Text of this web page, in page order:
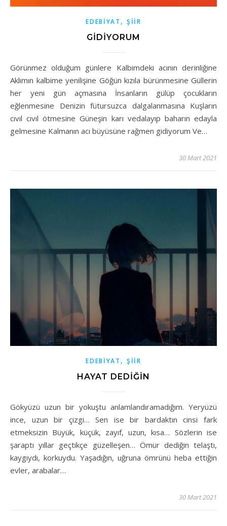
EDEBIYAT , ŞIIR
GİDİYORUM
Görünmez olduğum günlere Kalbimdeki acının derinliğine
Aklımın kalbime yenilişine Göğün kızıla bürünmesine Güllerin
her yeni gün açmasına İnsanların gülüp çocukların
eğlenmesine Denizin fütursuzca dalgalanmasına Kuşların
cıvıl cıvıl ötmesine Güneşin karı vedalayıp baharın edayla
gelmesine Kalmanın acı büyüsüne rağmen gidiyorum Ve…
30 Mart 2021
EDEBIYAT , ŞIIR
HAYAT DEDIĞIN
Gökyüzü uzun bir yokuştu anlamlandıramadığım. Yeryüzü
ince, uzun bir çizgi… Sen ise bir bardaktın cinsi fark
etmeksizin Büyük, küçük, zayıf, uzun, kısa… Sözlerin ise
şaraptı yıllar geçtikçe güzelleşen… Ömür dediğin telaştı,
kaygıydı, korkuydu. Yaşadığın, uğruna ömrünü heba ettiğin
evler, arabalar…
30 Mart 2021